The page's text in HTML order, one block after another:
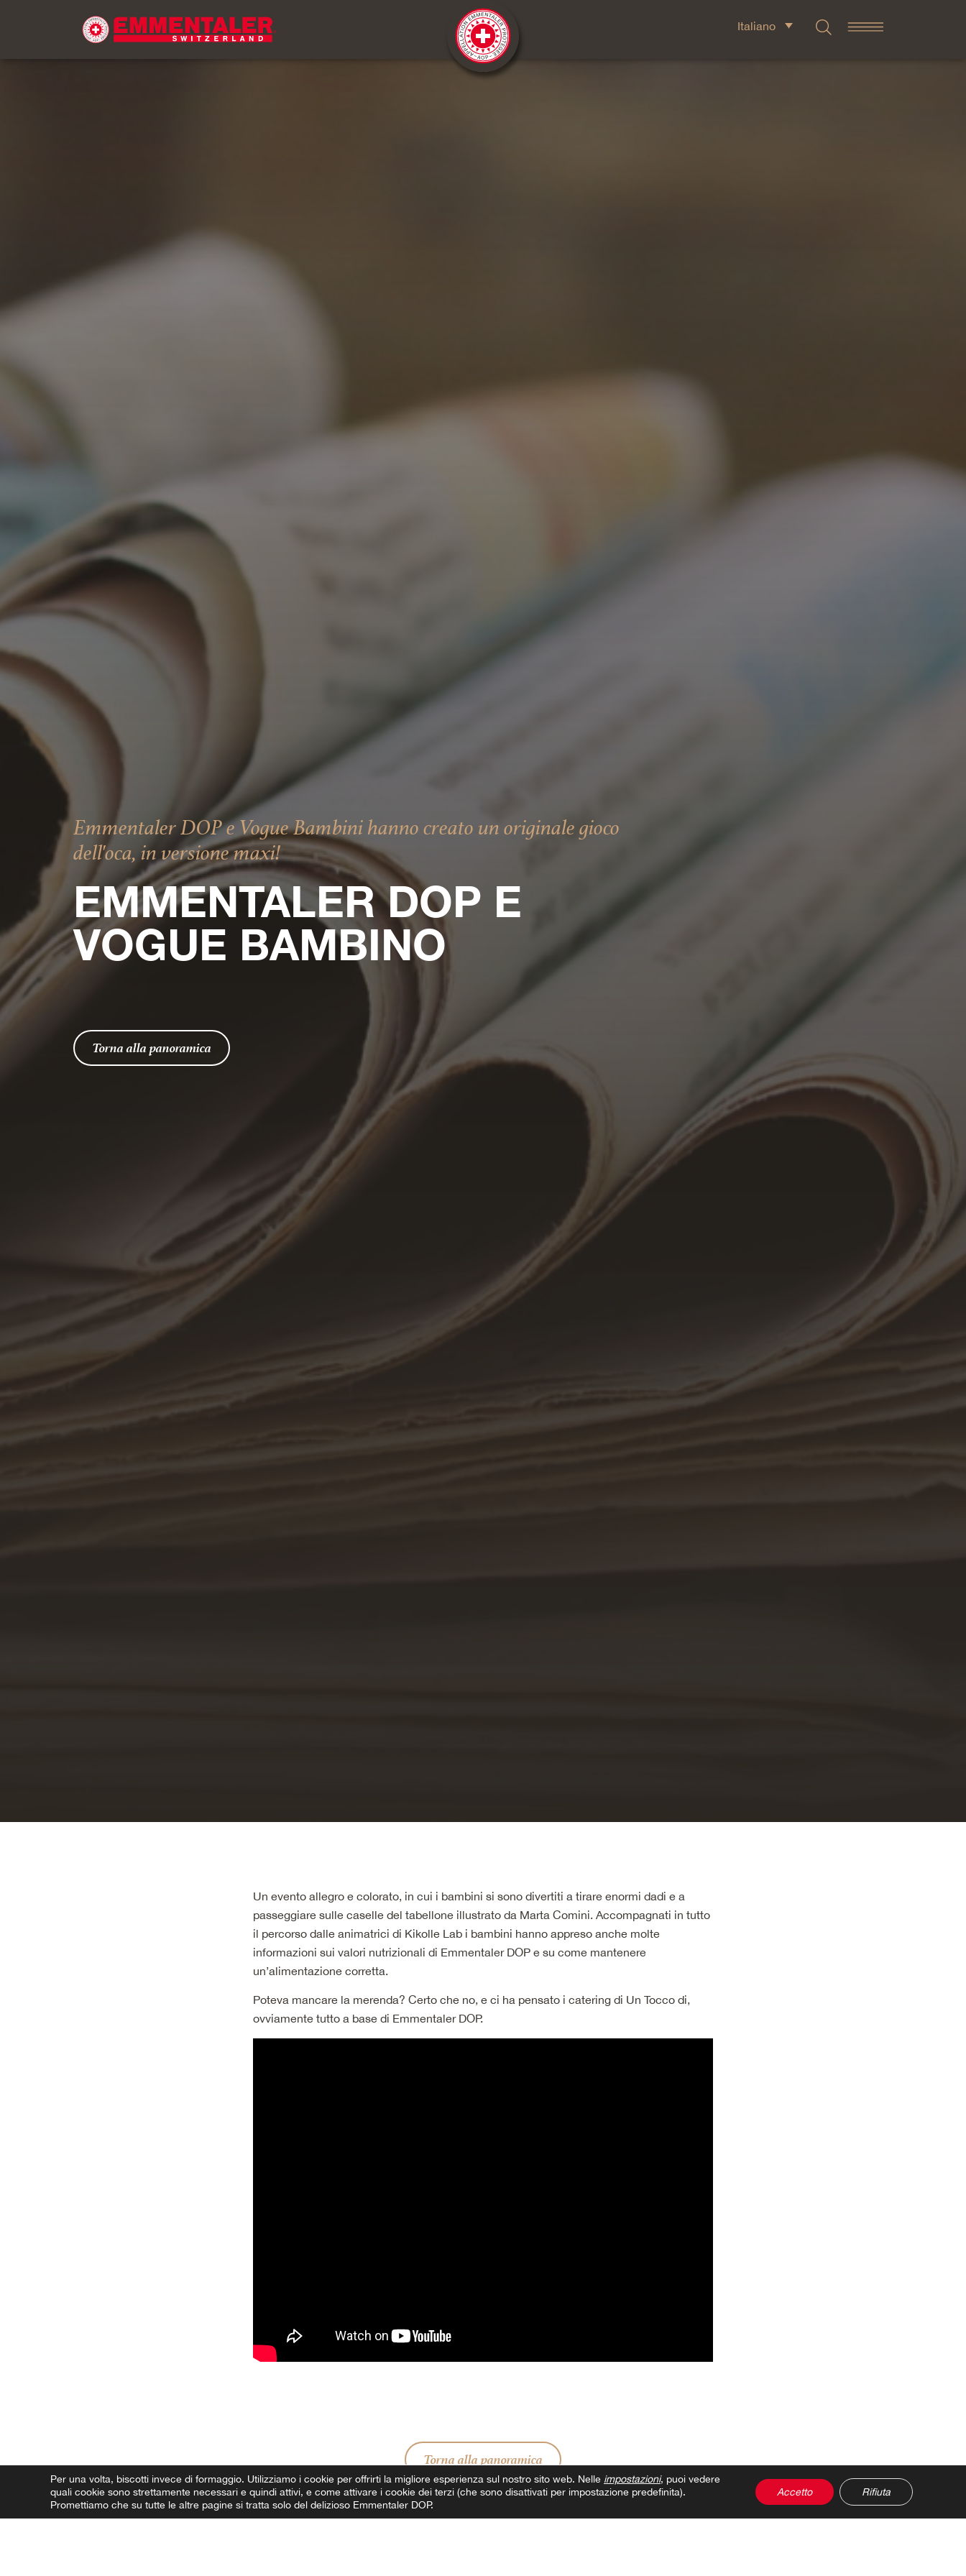
Italiano
Emmentaler DOP e Vogue Bambini hanno creato un originale gioco
dell'oca, in versione maxi!
EMMENTALER DOP E
VOGUE BAMBINO
Torna alla panoramica
Un evento allegro e colorato, in cui i bambini si sono divertiti a tirare enormi dadi e a
passeggiare sulle caselle del tabellone illustrato da Marta Comini. Accompagnati in tutto
il percorso dalle animatrici di Kikolle Lab i bambini hanno appreso anche molte
informazioni sui valori nutrizionali di Emmentaler DOP e su come mantenere
un’alimentazione corretta.
Poteva mancare la merenda? Certo che no, e ci ha pensato i catering di Un Tocco di,
ovviamente tutto a base di Emmentaler DOP.
Torna alla panoramica
Per una volta, biscotti invece di formaggio. Utilizziamo i cookie per offrirti la migliore esperienza sul nostro sito web. Nelle impostazioni, puoi vedere
quali cookie sono strettamente necessari e quindi attivi, e come attivare i cookie dei terzi (che sono disattivati per impostazione predefinita).
Promettiamo che su tutte le altre pagine si tratta solo del delizioso Emmentaler DOP.
Accetto Rifiuta